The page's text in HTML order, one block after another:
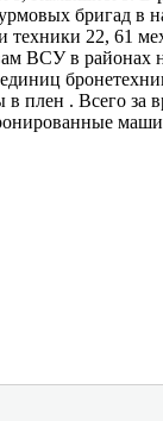
бригад
22, 61
ВСУ в
. Всего за